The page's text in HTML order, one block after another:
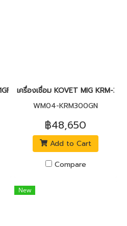
250A พร้อมเครื่องฝีดลวด
เครื่องเชื่อม KOVET MIG KRM-
WM04-KRM300GN
฿48,650
Add to Cart
Compare
New